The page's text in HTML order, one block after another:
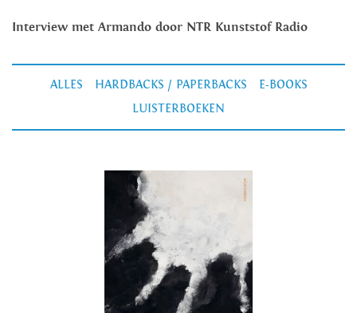
Interview met Armando door NTR Kunststof Radio
ALLES HARDBACKS / PAPERBACKS
E-BOOKS
LUISTERBOEKEN